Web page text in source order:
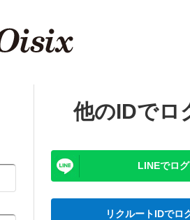
他のIDでロ
LINEでロ
リクルートIDでロ